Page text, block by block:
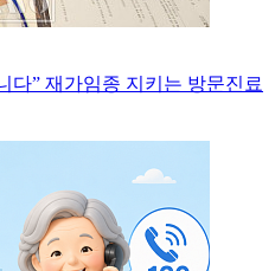
다” 재가임종 지키는 방문진료